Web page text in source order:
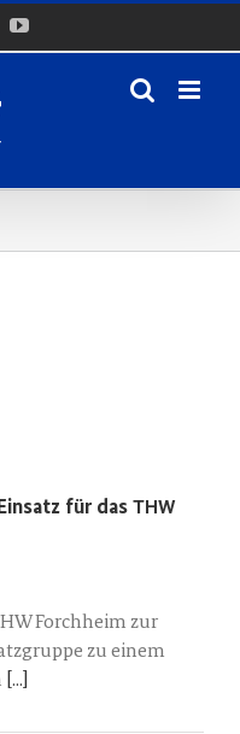
YouTube
für das THW
Forchheim zur
zu einem
[...]